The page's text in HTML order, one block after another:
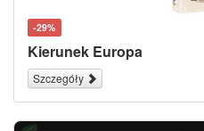
-29%
Kierunek Europa
Szczegóły